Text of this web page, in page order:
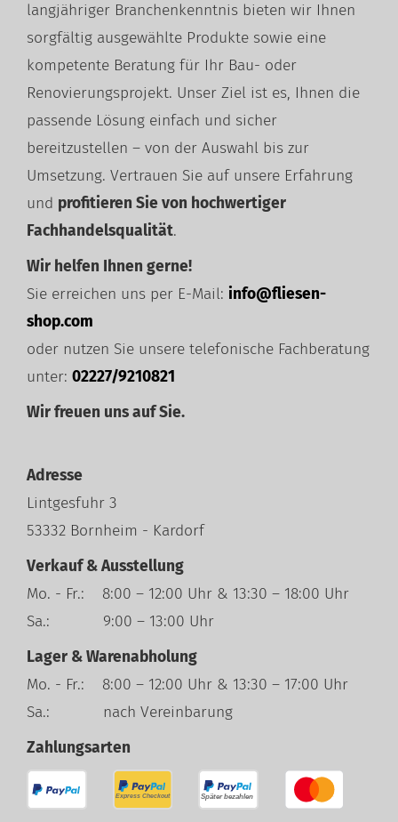
langjähriger Branchenkenntnis bieten wir Ihnen
sorgfältig ausgewählte Produkte sowie eine
kompetente Beratung für Ihr Bau- oder
Renovierungsprojekt. Unser Ziel ist es, Ihnen die
passende Lösung einfach und sicher
bereitzustellen – von der Auswahl bis zur
Umsetzung. Vertrauen Sie auf unsere Erfahrung
und profitieren Sie von hochwertiger
Fachhandelsqualität.
Wir helfen Ihnen gerne!
Sie erreichen uns per E-Mail: info@fliesen-
shop.com
oder nutzen Sie unsere telefonische Fachberatung
unter: 02227/9210821
Wir freuen uns auf Sie.
Adresse
Lintgesfuhr 3
53332 Bornheim - Kardorf
Verkauf & Ausstellung
Mo. - Fr.: 8:00 – 12:00 Uhr & 13:30 – 18:00 Uhr
Sa.: 9:00 – 13:00 Uhr
Lager & Warenabholung
Mo. - Fr.: 8:00 – 12:00 Uhr & 13:30 – 17:00 Uhr
Sa.: nach Vereinbarung
Zahlungsarten